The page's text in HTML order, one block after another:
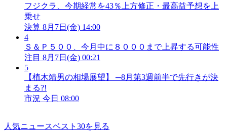
フジクラ、今期経常を43％上方修正・最高益予想を上
乗せ
決算 8月7日(金) 14:00
4
Ｓ＆Ｐ５００、今月中に８０００まで上昇する可能性
注目 8月7日(金) 00:21
5
【植木靖男の相場展望】 ─8月第3週前半で先行きが決
まる?!
市況 今日 08:00
人気ニュースベスト30を見る